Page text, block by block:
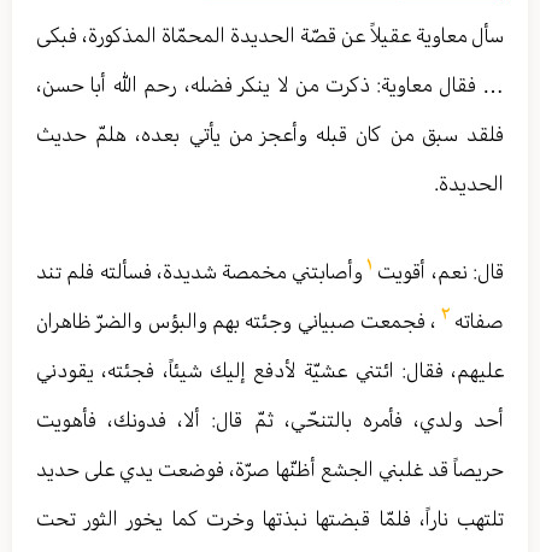
سأل معاوية عقيلاً عن قصّة الحديدة المحمّاة المذكورة، فبكى
… فقال معاوية: ذكرت من لا ينكر فضله، رحم الله أبا حسن،
فلقد سبق من كان قبله وأعجز من يأتي بعده، هلمّ حديث
الحديدة.
قال: نعم، أقويت
وأصابتني مخمصة شديدة، فسألته فلم تند
صفاته
، فجمعت صبياني وجئته بهم والبؤس والضرّ ظاهران
عليهم، فقال: ائتني عشيّة لأدفع إليك شيئاً، فجئته، يقودني
أحد ولدي، فأمره بالتنحّي، ثمّ قال: ألا، فدونك، فأهويت
حريصاً قد غلبني الجشع أظنّها صرّة، فوضعت يدي على حديد
تلتهب ناراً، فلمّا قبضتها نبذتها وخرت كما يخور الثور تحت